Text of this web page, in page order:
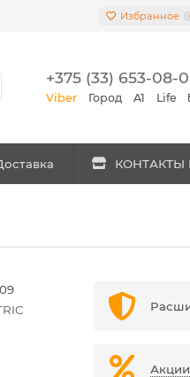
Избранное
+375 (33) 653-08-
Viber Город A1 Life
КОНТАКТЫ